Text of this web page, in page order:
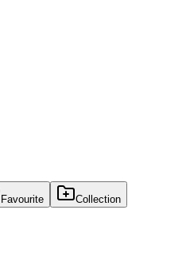
Favourite Collection